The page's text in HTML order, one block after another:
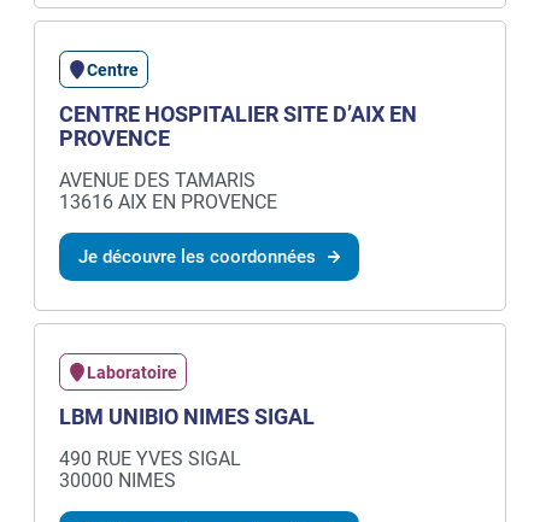
Centre
CENTRE HOSPITALIER SITE D’AIX EN
PROVENCE
AVENUE DES TAMARIS
13616 AIX EN PROVENCE
Je découvre les coordonnées
Laboratoire
LBM UNIBIO NIMES SIGAL
490 RUE YVES SIGAL
30000 NIMES